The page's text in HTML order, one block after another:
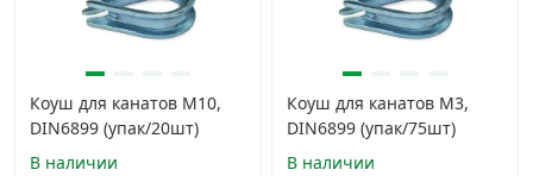
Коуш для канатов М10,
DIN6899 (упак/20шт)
В наличии
Коуш для канатов М3,
DIN6899 (упак/75шт)
В наличии